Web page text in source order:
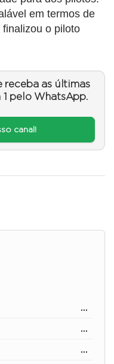
em termos de
finalizou o piloto
receba as últimas
pelo WhatsApp.
canal!
...
...
...